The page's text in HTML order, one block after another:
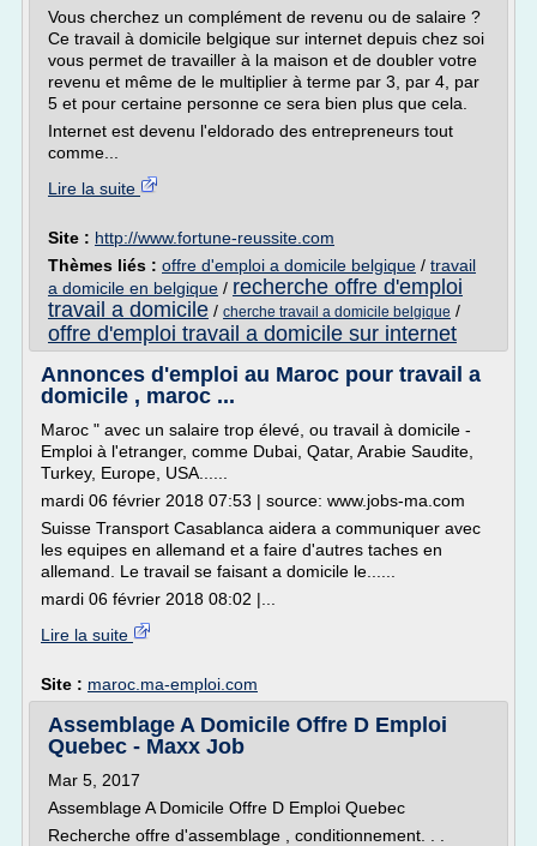
Vous cherchez un complément de revenu ou de salaire ?
Ce travail à domicile belgique sur internet depuis chez soi
vous permet de travailler à la maison et de doubler votre
revenu et même de le multiplier à terme par 3, par 4, par
5 et pour certaine personne ce sera bien plus que cela.
Internet est devenu l'eldorado des entrepreneurs tout
comme...
Lire la suite
Site : http://www.fortune-reussite.com
Thèmes liés : offre d'emploi a domicile belgique / travail
a domicile en belgique / recherche offre d'emploi
travail a domicile / cherche travail a domicile belgique /
offre d'emploi travail a domicile sur internet
Annonces d'emploi au Maroc pour travail a
domicile , maroc ...
Maroc " avec un salaire trop élevé, ou travail à domicile -
Emploi à l'etranger, comme Dubai, Qatar, Arabie Saudite,
Turkey, Europe, USA......
mardi 06 février 2018 07:53 | source: www.jobs-ma.com
Suisse Transport Casablanca aidera a communiquer avec
les equipes en allemand et a faire d'autres taches en
allemand. Le travail se faisant a domicile le......
mardi 06 février 2018 08:02 |...
Lire la suite
Site : maroc.ma-emploi.com
Assemblage A Domicile Offre D Emploi
Quebec - Maxx Job
Mar 5, 2017
Assemblage A Domicile Offre D Emploi Quebec
Recherche offre d'assemblage , conditionnement. . .